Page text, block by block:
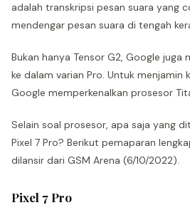
adalah transkripsi pesan suara yang
mendengar pesan suara di tengah
Bukan hanya Tensor G2, Google juga
ke dalam varian Pro. Untuk menjamin
Google memperkenalkan prosesor
Selain soal prosesor, apa saja yang
Pixel 7 Pro? Berikut pemaparan
dilansir dari GSM Arena (6/10/2022).
Pixel 7 Pro